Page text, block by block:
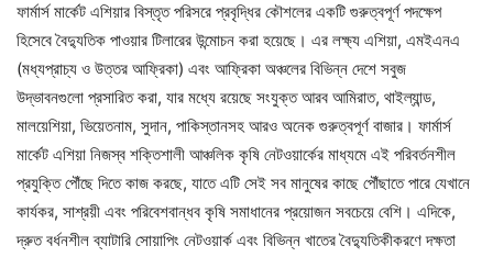
ফার্মার্স মার্কেট এশিয়ার বিস্তৃত পরিসরে প্রবৃদ্ধির কৌশলের একটি গুরুত্বপূর্ণ পদক্ষেপ
হিসেবে বৈদ্যুতিক পাওয়ার টিলারের উন্মোচন করা হয়েছে। এর লক্ষ্য এশিয়া, এমইএনএ
(মধ্যপ্রাচ্য ও উত্তর আফ্রিকা) এবং আফ্রিকা অঞ্চলের বিভিন্ন দেশে সবুজ
উদ্ভাবনগুলো প্রসারিত করা, যার মধ্যে রয়েছে সংযুক্ত আরব আমিরাত, থাইল্যান্ড,
মালয়েশিয়া, ভিয়েতনাম, সুদান, পাকিস্তানসহ আরও অনেক গুরুত্বপূর্ণ বাজার। ফার্মার্স
মার্কেট এশিয়া নিজস্ব শক্তিশালী আঞ্চলিক কৃষি নেটওয়ার্কের মাধ্যমে এই পরিবর্তনশীল
প্রযুক্তি পৌঁছে দিতে কাজ করছে, যাতে এটি সেই সব মানুষের কাছে পৌঁছাতে পারে যেখানে
কার্যকর, সাশ্রয়ী এবং পরিবেশবান্ধব কৃষি সমাধানের প্রয়োজন সবচেয়ে বেশি। এদিকে,
দ্রুত বর্ধনশীল ব্যাটারি সোয়াপিং নেটওয়ার্ক এবং বিভিন্ন খাতের বৈদ্যুতিকীকরণে দক্ষতা